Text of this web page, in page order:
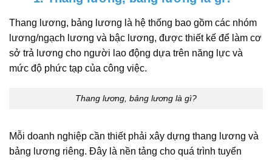
Thang lương, bảng lương là hệ thống bao gồm các nhóm
lương/ngạch lương và bậc lương, được thiết kế để làm cơ
sở trả lương cho người lao động dựa trên năng lực và
mức độ phức tạp của công việc.
Thang lương, bảng lương là gì?
Mỗi doanh nghiệp cần thiết phải xây dựng thang lương và
bảng lương riêng. Đây là nền tảng cho quá trình tuyển